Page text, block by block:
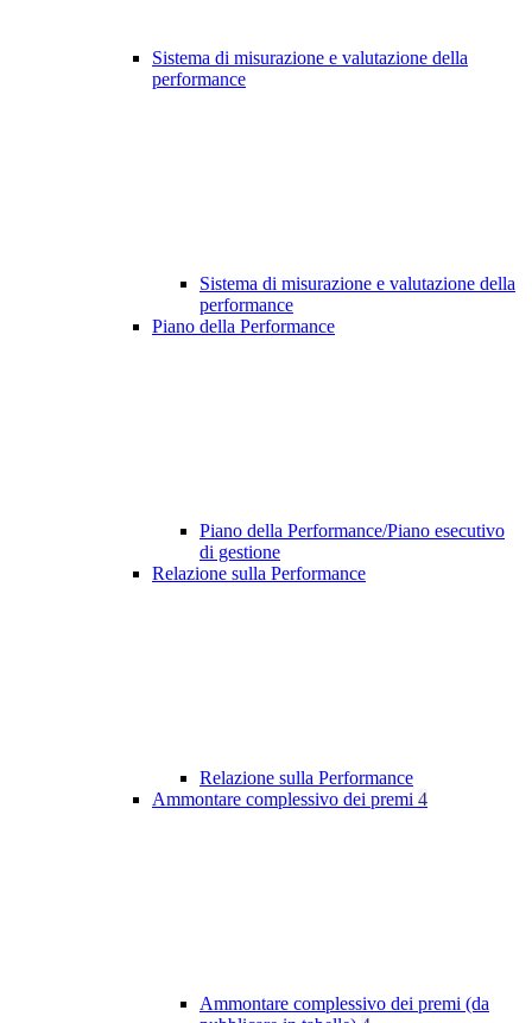
Sistema di misurazione e valutazione della
performance
Sistema di misurazione e valutazione della
performance
Piano della Performance
Piano della Performance/Piano esecutivo
di gestione
Relazione sulla Performance
Relazione sulla Performance
Ammontare complessivo dei premi 4
Ammontare complessivo dei premi (da